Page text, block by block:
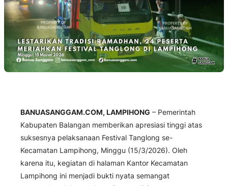
BANUASANGGAM.COM, LAMPIHONG – Pemerintah
Kabupaten Balangan memberikan apresiasi tinggi atas
suksesnya pelaksanaan Festival Tanglong se-
Kecamatan Lampihong, Minggu (15/3/2026). Oleh
karena itu, kegiatan di halaman Kantor Kecamatan
Lampihong ini menjadi bukti nyata semangat